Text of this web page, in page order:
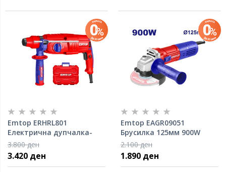
Emtop ERHRL801
Електрична дупчалка-
чекан 800W
3.800 ден
3.420 ден
Emtop EAGR09051
Брусилка 125мм 900W
2.100 ден
1.890 ден